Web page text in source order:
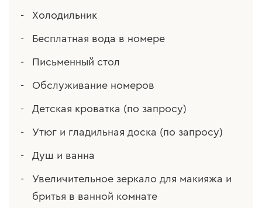
Холодильник
Бесплатная вода в номере
Письменный стол
Обслуживание номеров
Детская кроватка (по запросу)
Утюг и гладильная доска (по запросу)
Душ и ванна
Увеличительное зеркало для макияжа и
бритья в ванной комнате